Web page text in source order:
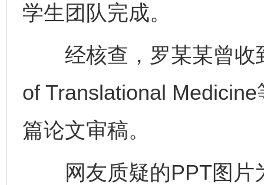
学生团队完成。
经核查，罗某某曾收
of Translational
篇论文审稿。
网友质疑的PPT图片